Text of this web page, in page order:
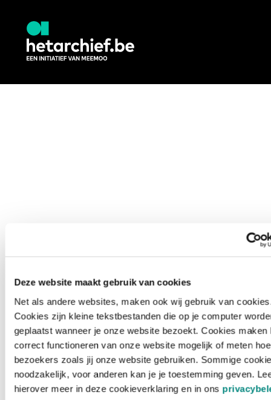
Deze website maakt gebruik van cookies
Net als andere websites, maken ook wij gebruik van
Cookies zijn kleine tekstbestanden die op je computer
geplaatst wanneer je onze website bezoekt. Cookies maken
correct functioneren van onze website mogelijk of meten hoe
bezoekers zoals jij onze website gebruiken. Sommige
noodzakelijk, voor anderen kan je je toestemming geven.
hierover meer in deze cookieverklaring en in ons